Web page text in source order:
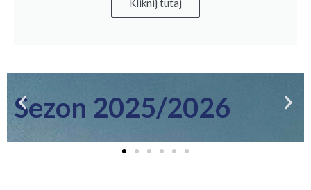
Kliknij tutaj
Obóz letni w COS
Zakopane!